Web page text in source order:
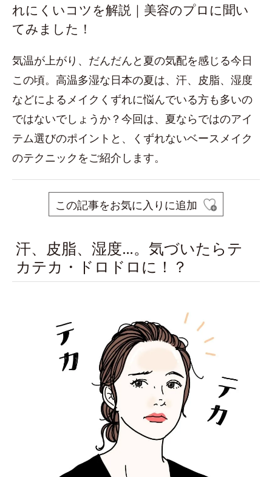
れにくいコツを解説｜美容のプロに聞い
てみました！
気温が上がり、だんだんと夏の気配を感じる今日
この頃。高温多湿な日本の夏は、汗、皮脂、湿度
などによるメイクくずれに悩んでいる方も多いの
ではないでしょうか？今回は、夏ならではのアイ
テム選びのポイントと、くずれないベースメイク
のテクニックをご紹介します。
この記事をお気に入りに追加
汗、皮脂、湿度…。気づいたらテ
カテカ・ドロドロに！？